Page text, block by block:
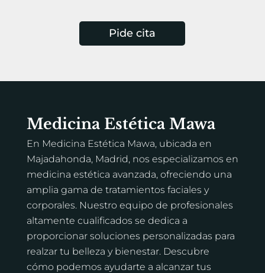
Pide cita
Medicina Estética Mawa
En Medicina Estética Mawa, ubicada en
Majadahonda, Madrid, nos especializamos en
medicina estética avanzada, ofreciendo una
amplia gama de tratamientos faciales y
corporales. Nuestro equipo de profesionales
altamente cualificados se dedica a
proporcionar soluciones personalizadas para
realzar tu belleza y bienestar. Descubre
cómo podemos ayudarte a alcanzar tus